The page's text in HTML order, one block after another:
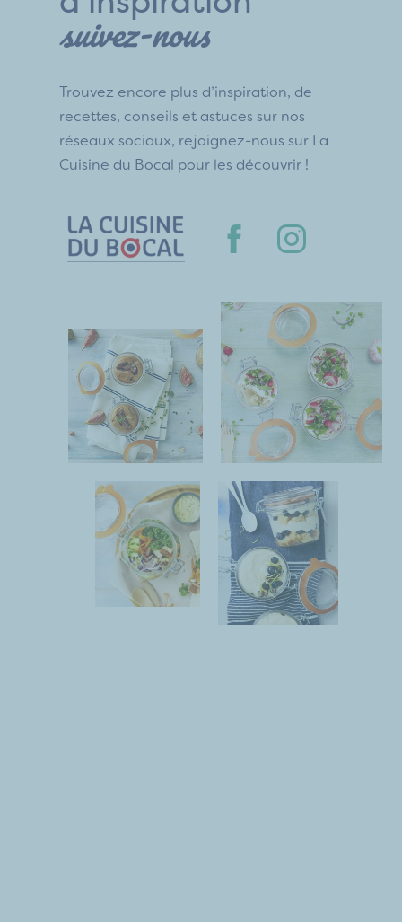
suivez-nous
Trouvez encore plus d’inspiration, de
recettes, conseils et astuces sur nos
réseaux sociaux, rejoignez-nous sur La
Cuisine du Bocal pour les découvrir !